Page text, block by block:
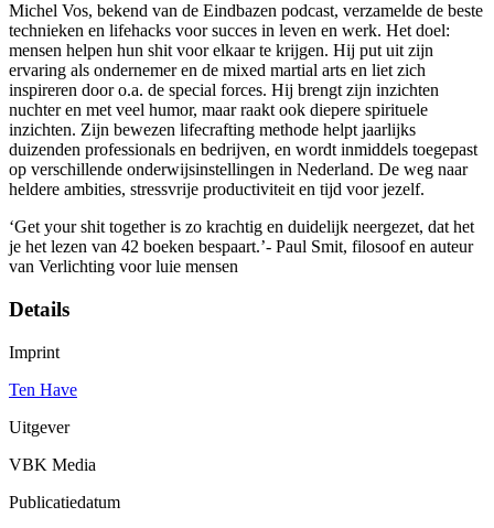
Michel Vos, bekend van de Eindbazen podcast, verzamelde de beste
technieken en lifehacks voor succes in leven en werk. Het doel:
mensen helpen hun shit voor elkaar te krijgen. Hij put uit zijn
ervaring als ondernemer en de mixed martial arts en liet zich
inspireren door o.a. de special forces. Hij brengt zijn inzichten
nuchter en met veel humor, maar raakt ook diepere spirituele
inzichten. Zijn bewezen lifecrafting methode helpt jaarlijks
duizenden professionals en bedrijven, en wordt inmiddels toegepast
op verschillende onderwijsinstellingen in Nederland. De weg naar
heldere ambities, stressvrije productiviteit en tijd voor jezelf.
‘Get your shit together is zo krachtig en duidelijk neergezet, dat het
je het lezen van 42 boeken bespaart.’- Paul Smit, filosoof en auteur
van Verlichting voor luie mensen
Details
Imprint
Ten Have
Uitgever
VBK Media
Publicatiedatum